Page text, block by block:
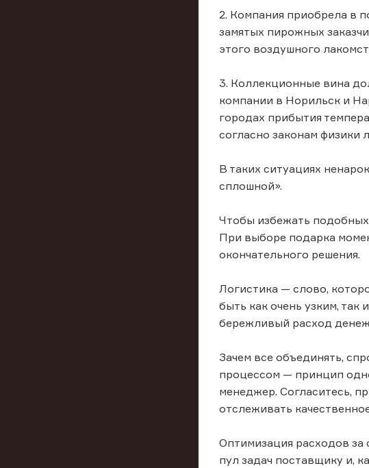
2. Компания приобрела в
замятых пирожных
этого воздушного
3. Коллекционные вина
компании в Норильск и
городах прибытия
согласно законам физики
В таких ситуациях
сплошной».
Чтобы избежать
При выборе подарка
окончательного решения.
Логистика — слово,
быть как очень узким,
бережливый расход
Зачем все объединять,
процессом — принцип
менеджер. Согласитесь,
отслеживать
Оптимизация расходов
пул задач поставщику и,